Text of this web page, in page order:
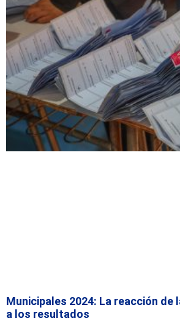
Municipales 2024: La reacción de
a los resultados